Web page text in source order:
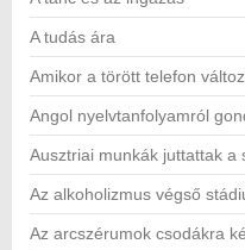
A tudás ára
Amikor a törött telefon
Angol nyelvtanfolyamról
Ausztriai munkák juttattak a
Az alkoholizmus végső
Az arcszérumok csodákra